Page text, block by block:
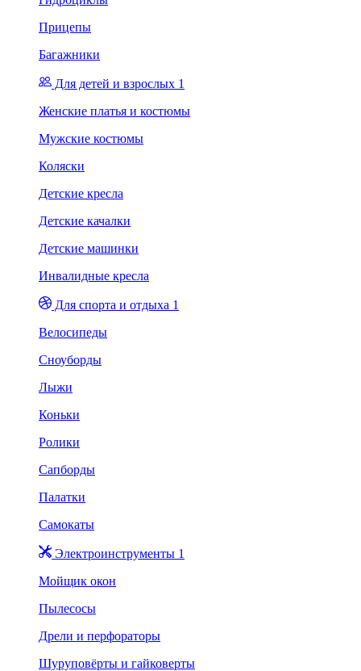
Прицепы
Багажники
Для детей и взрослых 1
Женские платья и костюмы
Мужские костюмы
Коляски
Детские кресла
Детские качалки
Детские машинки
Инвалидные кресла
Для спорта и отдыха 1
Велосипеды
Сноуборды
Лыжи
Коньки
Ролики
Сапборды
Палатки
Самокаты
Электроинструменты 1
Мойщик окон
Пылесосы
Дрели и перфораторы
Шуруповёрты и гайковерты